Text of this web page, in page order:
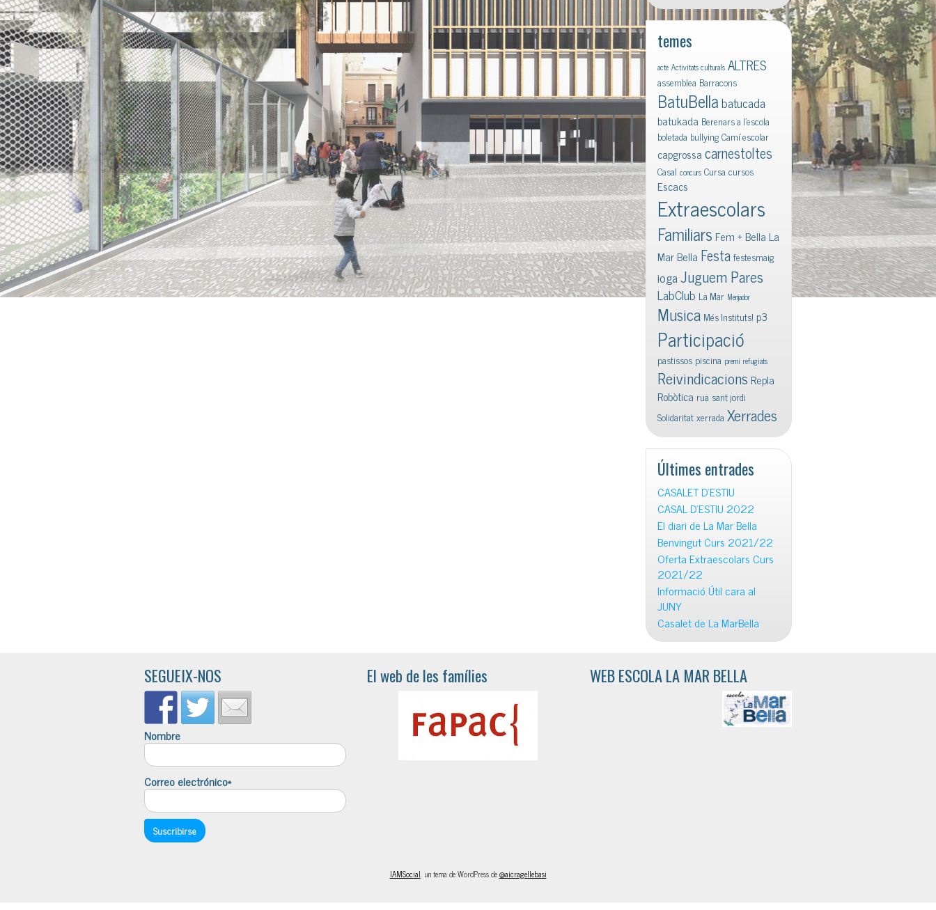
temes
acte Activitats culturals ALTRES
assemblea Barracons
BatuBellabatucada
batukada Berenars a l'escola
boletada bullyingCamí escolar
capgrossacarnestoltes
Casal concurs Cursa cursos
Escacs
Extraescolars
Familiars Fem + Bella La
Mar Bella Festafestesmaig
iogaJuguem Pares
LabClub La Mar Menjador
Musica Més Instituts! p3
Participació
pastissos piscina premi refugiats
Reivindicacions Repla
Robòtica rua sant jordi
Solidaritatxerrada Xerrades
Últimes entrades
CASALET D’ESTIU
CASAL D’ESTIU 2022
El diari de La Mar Bella
Benvingut Curs 2021/22
Oferta Extraescolars Curs
2021/22
Informació Útil cara al
JUNY
Casalet de La MarBella
SEGUEIX-NOS
Nombre
Correo electrónico*
El web de les famílies WEB ESCOLA LA MAR BELLA
IAMSocial, un tema de WordPress de@aicragellebasi